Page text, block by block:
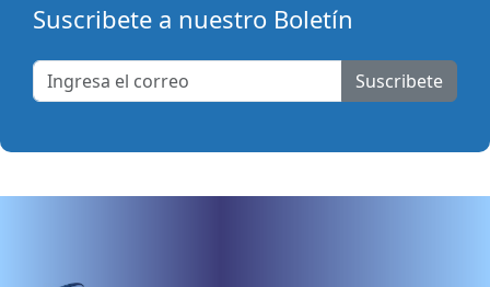
Suscribete a nuestro Boletín
Suscribete